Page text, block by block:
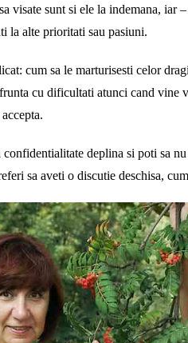
visate sunt si ele la indemana, iar
la alte prioritati sau pasiuni.
cum sa le marturisesti celor
cu dificultati atunci cand vine
deplina si poti sa
sa aveti o discutie deschisa,